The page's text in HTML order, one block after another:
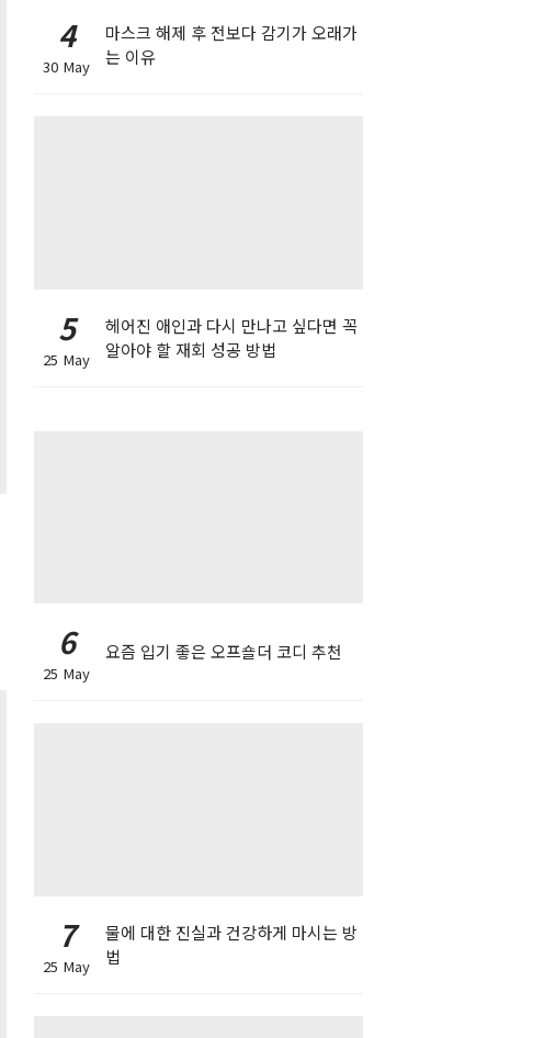
4
30 May
마스크 해제 후 전보다 감기가 오래가
는 이유
5
25 May
헤어진 애인과 다시 만나고 싶다면 꼭
알아야 할 재회 성공 방법
6
25 May
요즘 입기 좋은 오프숄더 코디 추천
7
25 May
물에 대한 진실과 건강하게 마시는 방
법